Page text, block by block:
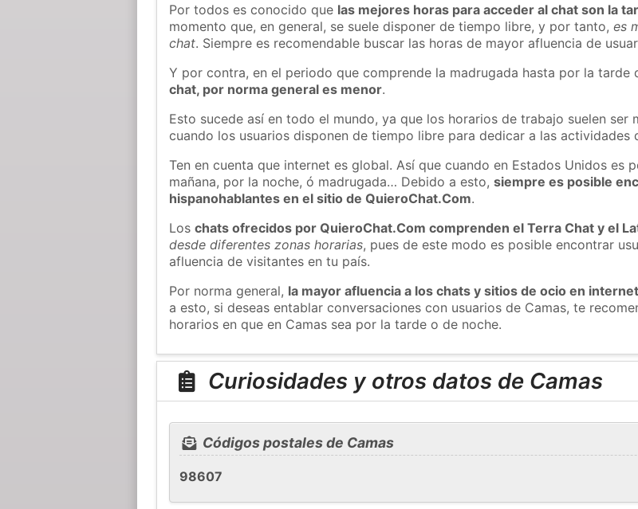
Por todos es conocido que las mejores horas para acceder al chat son la
momento que, en general, se suele disponer de tiempo libre, y por tanto,es
chat. Siempre es recomendable buscar las horas de mayor afluencia de
Y por contra, en el periodo que comprende la madrugada hasta por la tarde
chat, por norma general es menor.
Esto sucede así en todo el mundo, ya que los horarios de trabajo suelen
cuando los usuarios disponen de tiempo libre para dedicar a las actividades
Ten en cuenta que internet es global. Así que cuando en Estados Unidos es
mañana, por la noche, ó madrugada… Debido a esto,siempre es posible
hispanohablantes en el sitio de QuieroChat.Com.
Loschats ofrecidos por QuieroChat.Com comprenden el Terra Chat y el
desde diferentes zonas horarias, pues de este modo es posible encontrar
afluencia de visitantes en tu país.
Por norma general, la mayor afluencia a los chats y sitios de ocio en
a esto, si deseas entablar conversaciones con usuarios de Camas, te
horarios en que en Camas sea por la tarde o de noche.
Curiosidades y otros datos de Camas
Códigos postales de Camas
98607